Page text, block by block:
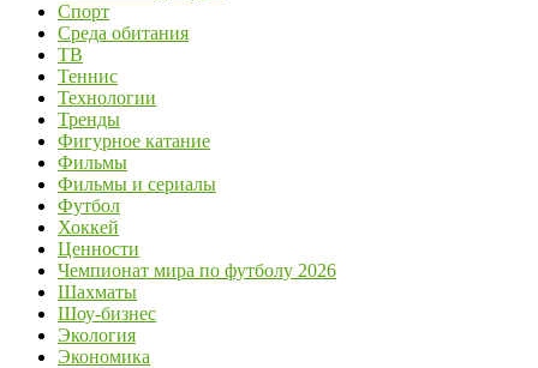
Спорт
Среда обитания
ТВ
Теннис
Технологии
Тренды
Фигурное катание
Фильмы
Фильмы и сериалы
Футбол
Хоккей
Ценности
Чемпионат мира по футболу 2026
Шахматы
Шоу-бизнес
Экология
Экономика